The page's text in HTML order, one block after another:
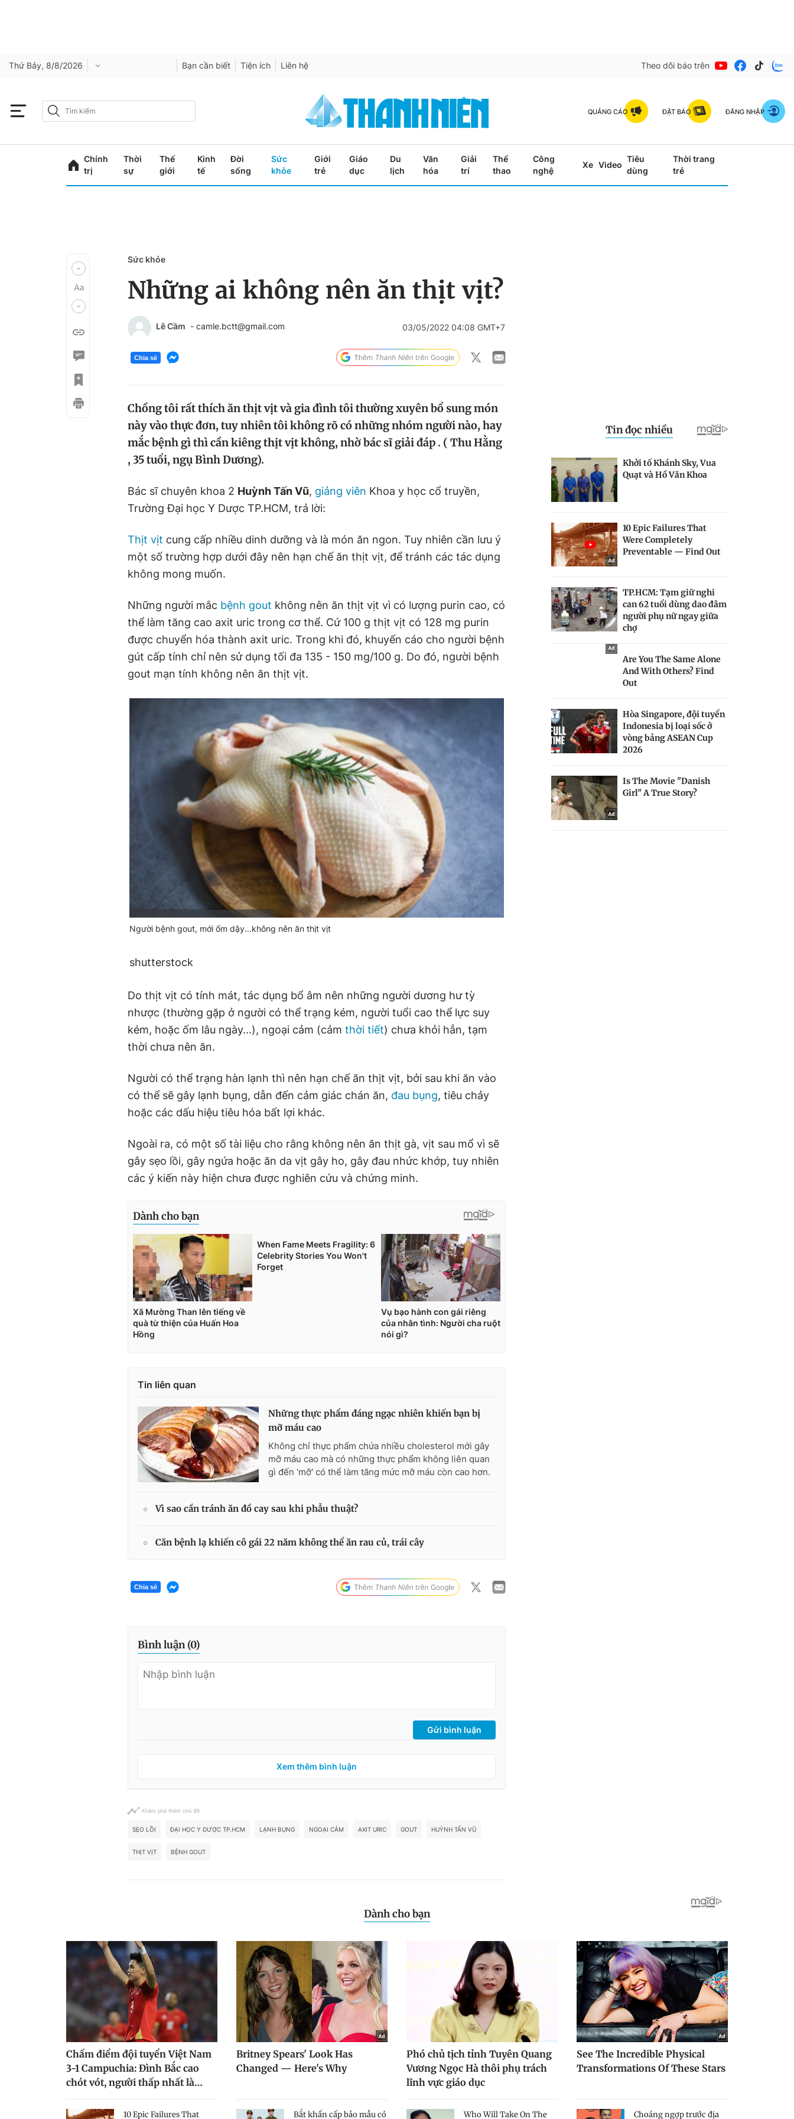
Thứ Bảy, 8/8/2026 Bạn cần biết Tiện ích Liên hệ Theo dõi báo trên
QUẢNG CÁO ĐẶT BÁO ĐĂNG NHẬP
Chính
trị
Thời
sự
Thế
giới
Kinh
tế
Đời
sống
Sức
khỏe
Giới
trẻ
Giáo
dục
Du
lịch
Văn
hóa
Giải
trí
Thể
thao
Công
nghệ
Xe Video
Tiêu
dùng
Thời trang
trẻ
Sức khỏe
Những ai không nên ăn thịt vịt?
Lê Cầm - camle.bctt@gmail.com 03/05/2022 04:08 GMT+7
Chia sẻ
Chồng tôi rất thích ăn thịt vịt và gia đình tôi thường xuyên bổ sung món
này vào thực đơn, tuy nhiên tôi không rõ có những nhóm người nào, hay
mắc bệnh gì thì cần kiêng thịt vịt không, nhờ bác sĩ giải đáp . ( Thu Hằng
, 35 tuổi, ngụ Bình Dương).
Bác sĩ chuyên khoa 2 Huỳnh Tấn Vũ, giảng viên Khoa y học cổ truyền,
Trường Đại học Y Dược TP.HCM, trả lời:
Thịt vịt cung cấp nhiều dinh dưỡng và là món ăn ngon. Tuy nhiên cần lưu ý
một số trường hợp dưới đây nên hạn chế ăn thịt vịt, để tránh các tác dụng
không mong muốn.
Những người mắc bệnh gout không nên ăn thịt vịt vì có lượng purin cao, có
thể làm tăng cao axit uric trong cơ thể. Cứ 100 g thịt vịt có 128 mg purin
được chuyển hóa thành axit uric. Trong khi đó, khuyến cáo cho người bệnh
gút cấp tính chỉ nên sử dụng tối đa 135 - 150 mg/100 g. Do đó, người bệnh
gout mạn tính không nên ăn thịt vịt.
Người bệnh gout, mới ốm dậy...không nên ăn thịt vịt
shutterstock
Do thịt vịt có tính mát, tác dụng bổ âm nên những người dương hư tỳ
nhược (thường gặp ở người có thể trạng kém, người tuổi cao thể lực suy
kém, hoặc ốm lâu ngày...), ngoại cảm (cảm thời tiết) chưa khỏi hẳn, tạm
thời chưa nên ăn.
Người có thể trạng hàn lạnh thì nên hạn chế ăn thịt vịt, bởi sau khi ăn vào
có thể sẽ gây lạnh bụng, dẫn đến cảm giác chán ăn, đau bụng, tiêu chảy
hoặc các dấu hiệu tiêu hóa bất lợi khác.
Ngoài ra, có một số tài liệu cho rằng không nên ăn thịt gà, vịt sau mổ vì sẽ
gây sẹo lồi, gây ngứa hoặc ăn da vịt gây ho, gây đau nhức khớp, tuy nhiên
các ý kiến này hiện chưa được nghiên cứu và chứng minh.
Tin liên quan
Những thực phẩm đáng ngạc nhiên khiến bạn bị
mỡ máu cao
Không chỉ thực phẩm chứa nhiều cholesterol mới gây
mỡ máu cao mà có những thực phẩm không liên quan
gì đến 'mỡ' có thể làm tăng mức mỡ máu còn cao hơn.
Vì sao cần tránh ăn đồ cay sau khi phẫu thuật?
Căn bệnh lạ khiến cô gái 22 năm không thể ăn rau củ, trái cây
Chia sẻ
Bình luận (0)
Gửi bình luận
Xem thêm bình luận
Khám phá thêm chủ đề
SẸO LỒI ĐẠI HỌC Y DƯỢC TP.HCM LẠNH BỤNG NGOẠI CẢM AXIT URIC GOUT HUỲNH TẤN VŨ
THỊT VỊT BỆNH GOUT